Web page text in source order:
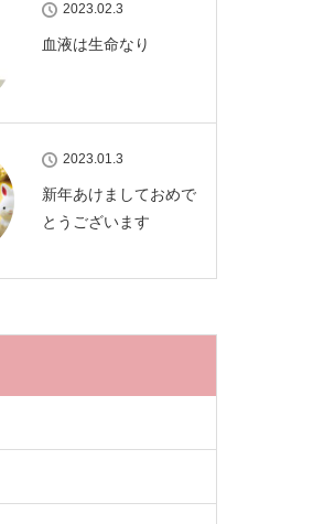
2023.02.3
血液は生命なり
2023.01.3
新年あけましておめで
とうございます